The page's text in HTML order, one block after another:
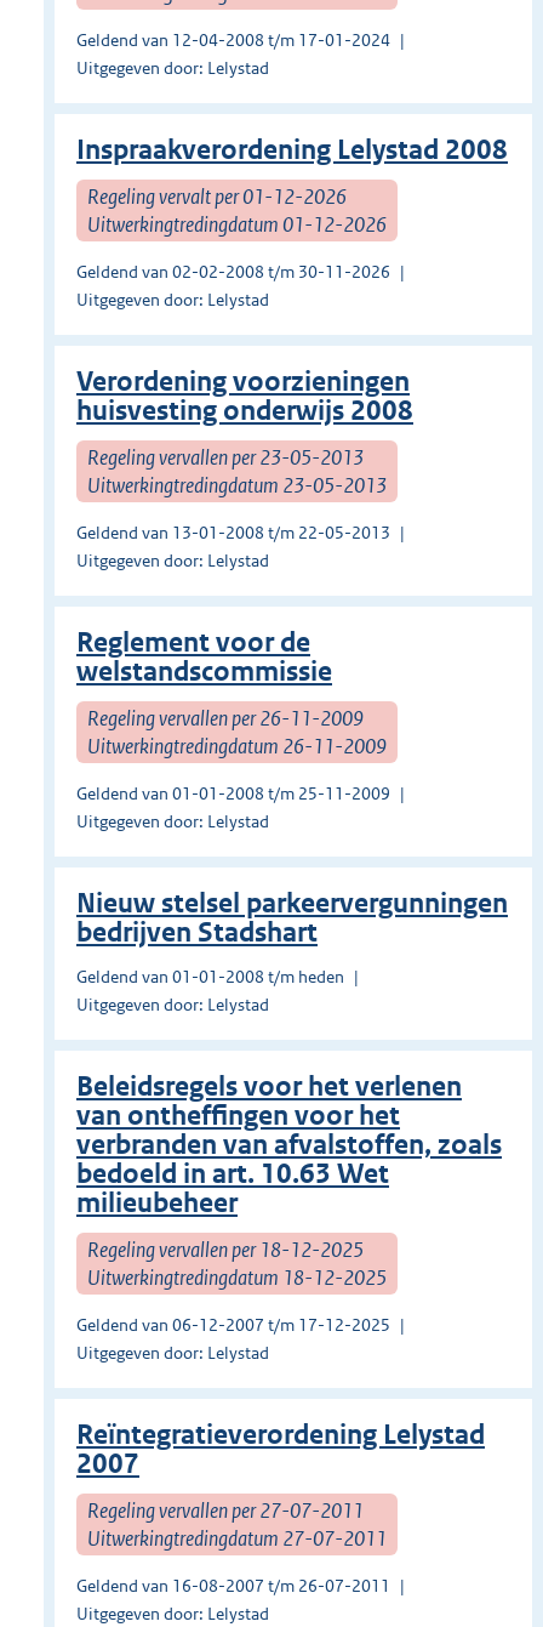
Geldend van 12-04-2008 t/m 17-01-2024
Uitgegeven door: Lelystad
Inspraakverordening Lelystad 2008
Regeling vervalt per 01-12-2026
Uitwerkingtredingdatum 01-12-2026
Geldend van 02-02-2008 t/m 30-11-2026
Uitgegeven door: Lelystad
Verordening voorzieningen
huisvesting onderwijs 2008
Regeling vervallen per 23-05-2013
Uitwerkingtredingdatum 23-05-2013
Geldend van 13-01-2008 t/m 22-05-2013
Uitgegeven door: Lelystad
Reglement voor de
welstandscommissie
Regeling vervallen per 26-11-2009
Uitwerkingtredingdatum 26-11-2009
Geldend van 01-01-2008 t/m 25-11-2009
Uitgegeven door: Lelystad
Nieuw stelsel parkeervergunningen
bedrijven Stadshart
Geldend van 01-01-2008 t/m heden
Uitgegeven door: Lelystad
Beleidsregels voor het verlenen
van ontheffingen voor het
verbranden van afvalstoffen, zoals
bedoeld in art. 10.63 Wet
milieubeheer
Regeling vervallen per 18-12-2025
Uitwerkingtredingdatum 18-12-2025
Geldend van 06-12-2007 t/m 17-12-2025
Uitgegeven door: Lelystad
Reïntegratieverordening Lelystad
2007
Regeling vervallen per 27-07-2011
Uitwerkingtredingdatum 27-07-2011
Geldend van 16-08-2007 t/m 26-07-2011
Uitgegeven door: Lelystad